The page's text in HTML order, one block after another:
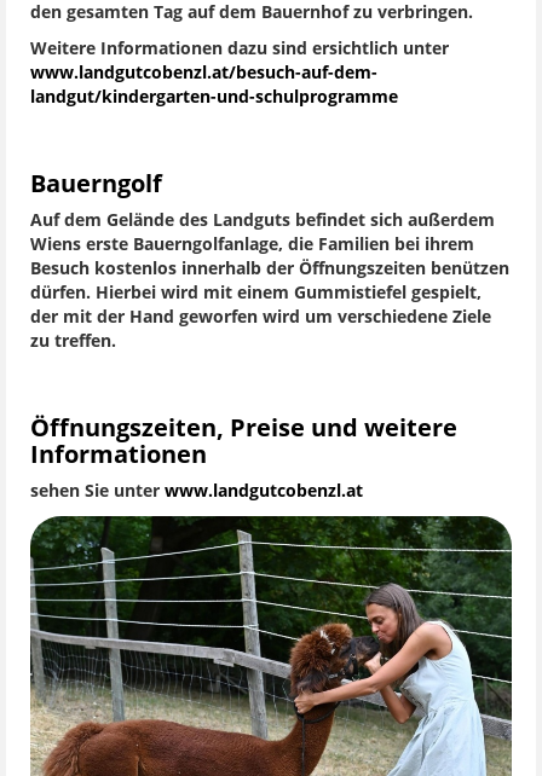
den gesamten Tag auf dem Bauernhof zu verbringen.
Weitere Informationen dazu sind ersichtlich unter
www.landgutcobenzl.at/besuch-auf-dem-
landgut/kindergarten-und-schulprogramme
Bauerngolf
Auf dem Gelände des Landguts befindet sich außerdem
Wiens erste Bauerngolfanlage, die Familien bei ihrem
Besuch kostenlos innerhalb der Öffnungszeiten benützen
dürfen. Hierbei wird mit einem Gummistiefel gespielt,
der mit der Hand geworfen wird um verschiedene Ziele
zu treffen.
Öffnungszeiten, Preise und weitere
Informationen
sehen Sie unter www.landgutcobenzl.at